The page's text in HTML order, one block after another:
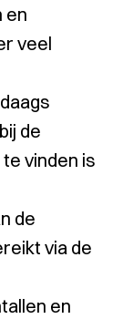
en
veel
de
vinden is
de
via de
en